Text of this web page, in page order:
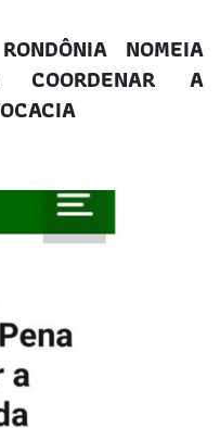
NOMEIA
A